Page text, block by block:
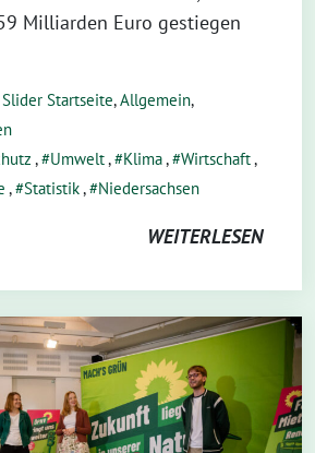
Milliarden Euro gestiegen
Slider Startseite,Allgemein,
, Umwelt, Klima, Wirtschaft,
, Statistik, Niedersachsen
WEITERLESEN